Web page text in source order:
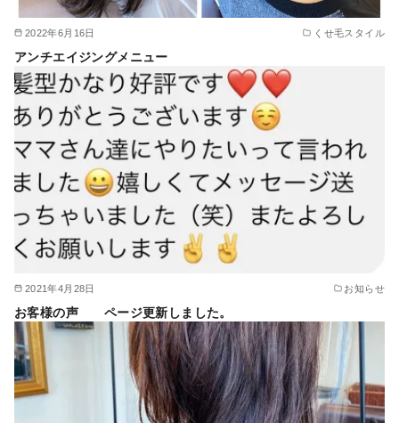
2022年6月16日 くせ毛スタイル
アンチエイジングメニュー
2021年4月28日 お知らせ
お客様の声 ページ更新しました。